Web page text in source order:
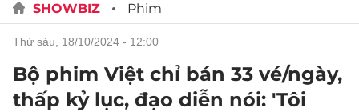
SHOWBIZ Phim
thứ sáu, 18/10/2024 - 12:00
Bộ phim Việt chỉ bán 33 vé/ngày,
thấp kỷ lục, đạo diễn nói: 'Tôi